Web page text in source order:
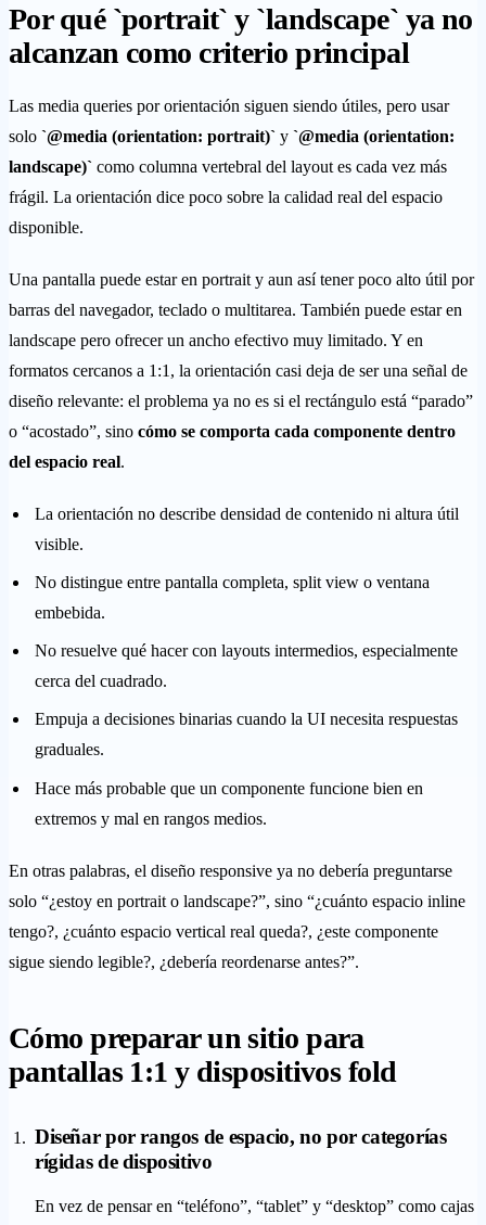
Por qué `portrait` y `landscape` ya no
alcanzan como criterio principal
Las media queries por orientación siguen siendo útiles, pero usar
solo `@media (orientation: portrait)` y `@media (orientation:
landscape)` como columna vertebral del layout es cada vez más
frágil. La orientación dice poco sobre la calidad real del espacio
disponible.
Una pantalla puede estar en portrait y aun así tener poco alto útil por
barras del navegador, teclado o multitarea. También puede estar en
landscape pero ofrecer un ancho efectivo muy limitado. Y en
formatos cercanos a 1:1, la orientación casi deja de ser una señal de
diseño relevante: el problema ya no es si el rectángulo está “parado”
o “acostado”, sino cómo se comporta cada componente dentro
del espacio real.
La orientación no describe densidad de contenido ni altura útil
visible.
No distingue entre pantalla completa, split view o ventana
embebida.
No resuelve qué hacer con layouts intermedios, especialmente
cerca del cuadrado.
Empuja a decisiones binarias cuando la UI necesita respuestas
graduales.
Hace más probable que un componente funcione bien en
extremos y mal en rangos medios.
En otras palabras, el diseño responsive ya no debería preguntarse
solo “¿estoy en portrait o landscape?”, sino “¿cuánto espacio inline
tengo?, ¿cuánto espacio vertical real queda?, ¿este componente
sigue siendo legible?, ¿debería reordenarse antes?”.
Cómo preparar un sitio para
pantallas 1:1 y dispositivos fold
Diseñar por rangos de espacio, no por categorías
rígidas de dispositivo
En vez de pensar en “teléfono”, “tablet” y “desktop” como cajas